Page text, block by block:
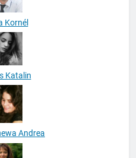
Kornél
Katalin
Andrea